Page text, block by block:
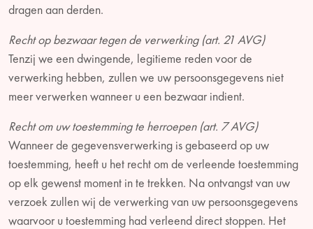
dragen aan derden.
Recht op bezwaar tegen de verwerking (art. 21 AVG)
Tenzij we een dwingende, legitieme reden voor de
verwerking hebben, zullen we uw persoonsgegevens niet
meer verwerken wanneer u een bezwaar indient.
Recht om uw toestemming te herroepen (art. 7 AVG)
Wanneer de gegevensverwerking is gebaseerd op uw
toestemming, heeft u het recht om de verleende toestemming
op elk gewenst moment in te trekken. Na ontvangst van uw
verzoek zullen wij de verwerking van uw persoonsgegevens
waarvoor u toestemming had verleend direct stoppen. Het